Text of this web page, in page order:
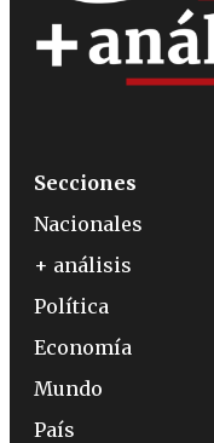
Secciones
Nacionales
+ análisis
Política
Economía
Mundo
País